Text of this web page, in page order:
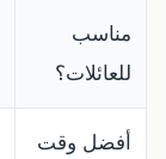
مناسب
للعائلات؟
أفضل وقت